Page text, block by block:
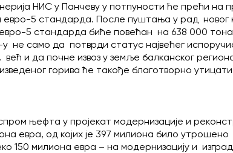
НИС у Панчеву у потпуности ће прећи на
евро-5 стандарда. После пуштања у рад
5 стандарда биће повећан на 638 000
не само да потврди статус највећег
и да почне извоз у земље балканског
горива ће такође благотворно
њефта у пројекат модернизације и
евра, од којих је 397 милиона било
150 милиона евра – на модернизацију и